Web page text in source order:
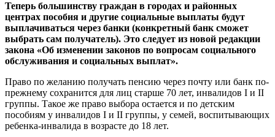
Теперь большинству граждан в городах и районных
центрах пособия и другие социальные выплаты будут
выплачиваться через банки (конкретный банк сможет
выбрать сам получатель). Это следует из новой редакции
закона «Об изменении законов по вопросам социального
обслуживания и социальных выплат».
Право по желанию получать пенсию через почту или банк по-
прежнему сохранится для лиц старше 70 лет, инвалидов I и II
группы. Такое же право выбора остается и по детским
пособиям у инвалидов I и II группы, у семей, воспитывающих
ребенка-инвалида в возрасте до 18 лет.